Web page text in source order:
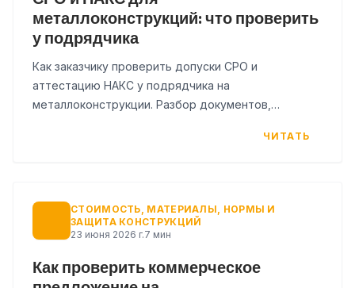
металлоконструкций: что проверить
у подрядчика
Как заказчику проверить допуски СРО и
аттестацию НАКС у подрядчика на
металлоконструкции. Разбор документов,
ЧИТАТЬ
СТОИМОСТЬ, МАТЕРИАЛЫ, НОРМЫ И
ЗАЩИТА КОНСТРУКЦИЙ
23 июня 2026 г.7 мин
Как проверить коммерческое